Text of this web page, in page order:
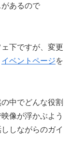
あるので
下ですが、変更
イベントページを
中でどんな役割
像が浮かぶよう
しながらのガイ